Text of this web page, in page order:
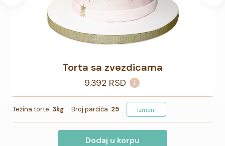
Torta sa zvezdicama
9.392 RSD
Težina torte: 3kg Broj parčića: 25 Izmeni
Dodaj u korpu